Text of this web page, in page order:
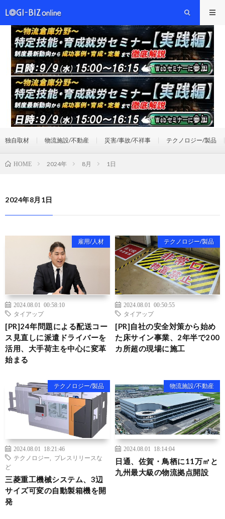
独自取材 物流施設/不動産 災害/事故/不祥事 テクノロジー/製品
HOME 2024年 8月 1日
2024年8月1日
雇用/人材
2024.08.01 00:58:10
タイアップ
[PR]24年問題による配送コー
ス見直しに派遣ドライバーを
活用、大手荷主を中心に変革
始まる
テクノロジー/製品
2024.08.01 00:50:55
タイアップ
[PR]自社の安全対策から始め
た床サイン事業、2年半で200
カ所超の現場に施工
テクノロジー/製品
2024.08.01 18:21:46
テクノロジー
プレスリリースな
ど
三菱重工機械システム、3辺
サイズ可変の自動製箱機を開
発
物流施設/不動産
2024.08.01 18:14:04
日通、佐賀・鳥栖に11万㎡と
九州最大級の物流拠点開設